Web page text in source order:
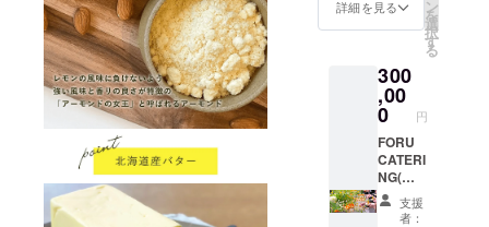
ながら
ます
メール
ご要望
を伺い
ながら
詳細の
内容を
決定し
ます
として
をお出
ししま
す *イ
メージ
として
は、50
名様分
(お一人
様5～6
ムパー
ント、
懇親会
などの
お食事
として
ケータ
リング
にお伺
いしま
詳細を見る ン
を
選
択
す
る
300
,00
0 円
FORU
CATERI
NG(フ
ォル・
ケータ
支援
者：